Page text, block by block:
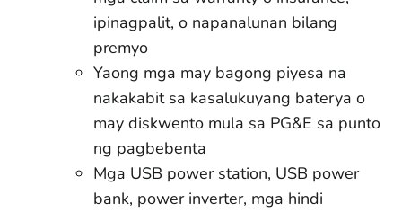
ipinagpalit, o napanalunan bilang
premyo
Yaong mga may bagong piyesa na
nakakabit sa kasalukuyang baterya o
may diskwento mula sa PG&E sa punto
ng pagbebenta
Mga USB power station, USB power
bank, power inverter, mga hindi